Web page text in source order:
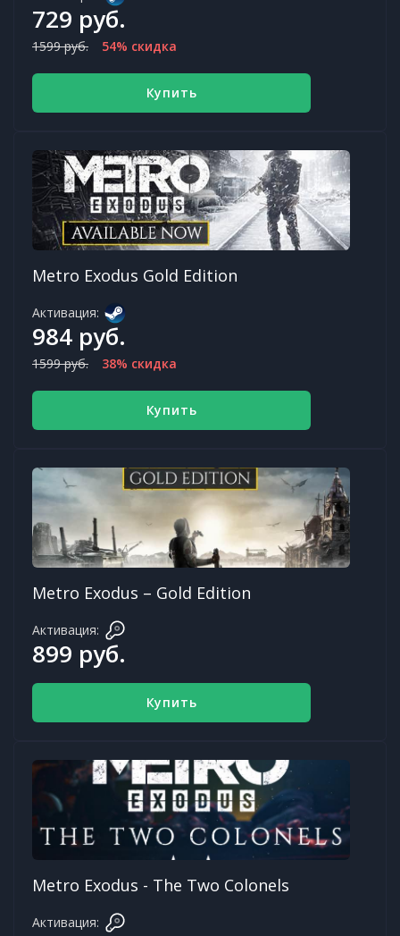
729 руб.
1599 руб. 54% скидка
Купить
Metro Exodus Gold Edition
Активация:
984 руб.
1599 руб. 38% скидка
Купить
Metro Exodus – Gold Edition
Активация:
899 руб.
Купить
Metro Exodus - The Two Colonels
Активация: